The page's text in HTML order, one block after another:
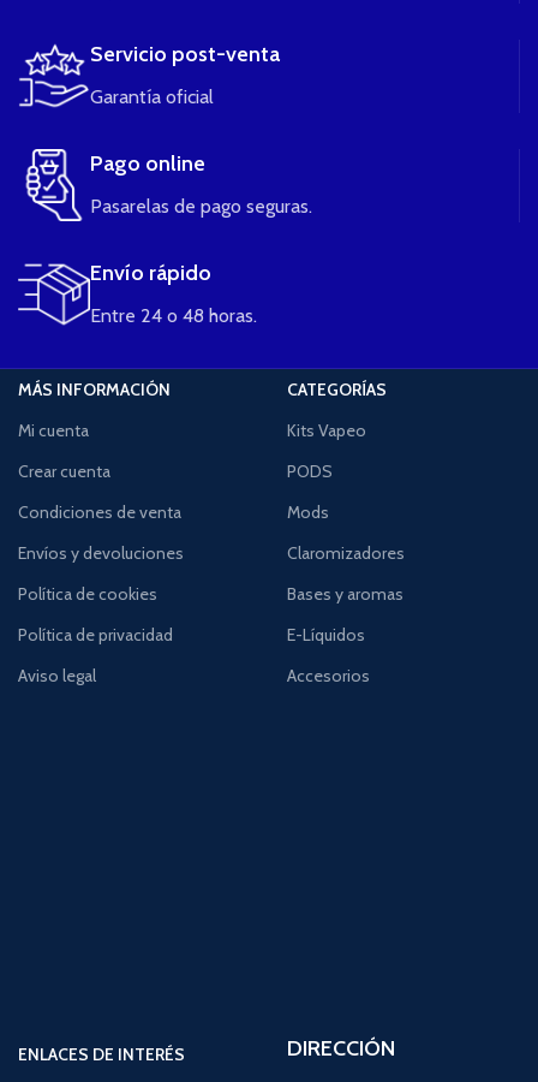
Servicio post-venta
Garantía oficial
Pago online
Pasarelas de pago seguras.
Envío rápido
Entre 24 o 48 horas.
MÁS INFORMACIÓN
Mi cuenta
Crear cuenta
Condiciones de venta
Envíos y devoluciones
Política de cookies
Política de privacidad
Aviso legal
CATEGORÍAS
Kits Vapeo
PODS
Mods
Claromizadores
Bases y aromas
E-Líquidos
Accesorios
ENLACES DE INTERÉS
DIRECCIÓN